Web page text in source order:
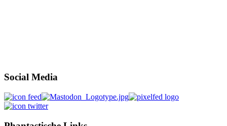
Social Media